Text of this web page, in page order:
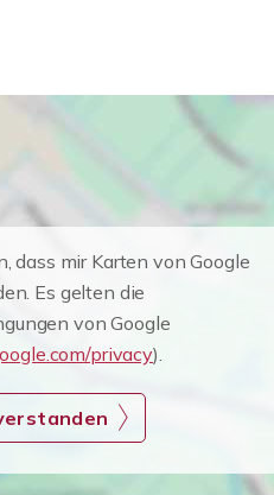
dass mir Karten von Google
Es gelten die
von Google
privacy).